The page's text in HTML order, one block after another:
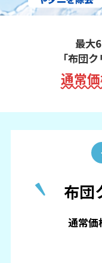
最大
「布団
通常
布団
通常価